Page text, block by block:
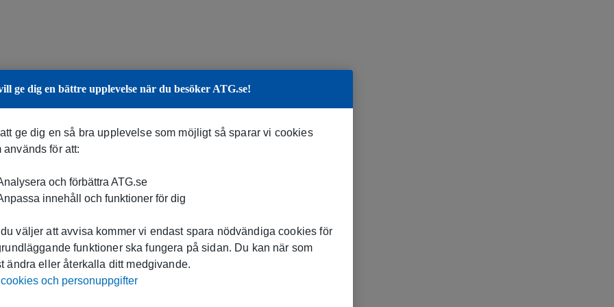
ge dig en bättre upplevelse när du besöker ATG.se!
ge dig en så bra upplevelse som möjligt så sparar vi cookies
används för att:
och förbättra ATG.se
innehåll och funktioner för dig
väljer att avvisa kommer vi endast spara nödvändiga cookies för
funktioner ska fungera på sidan. Du kan när som
ändra eller återkalla ditt medgivande.
och personuppgifter